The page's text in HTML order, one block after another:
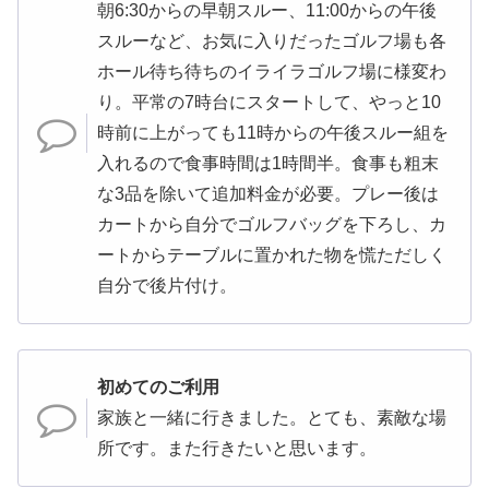
朝6:30からの早朝スルー、11:00からの午後
スルーなど、お気に入りだったゴルフ場も各
ホール待ち待ちのイライラゴルフ場に様変わ
り。平常の7時台にスタートして、やっと10
時前に上がっても11時からの午後スルー組を
入れるので食事時間は1時間半。食事も粗末
な3品を除いて追加料金が必要。プレー後は
カートから自分でゴルフバッグを下ろし、カ
ートからテーブルに置かれた物を慌ただしく
自分で後片付け。
初めてのご利用
家族と一緒に行きました。とても、素敵な場
所です。また行きたいと思います。